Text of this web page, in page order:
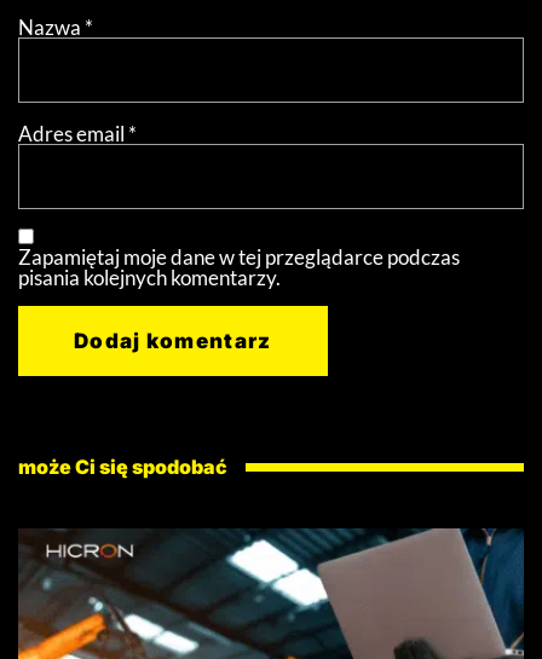
Nazwa *
Adres email *
Zapamiętaj moje dane w tej przeglądarce podczas
pisania kolejnych komentarzy.
może Ci się spodobać